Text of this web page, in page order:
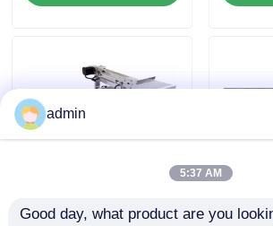
ข่าว
ขอคําอ้างอิง
เครื่องบรรจุตารางเลื่อน การรหัส
admin
5:37 AM
Good day, what product are you